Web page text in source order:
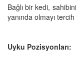
Bağlı bir kedi,
yanında olmayı
Uyku Pozisyonları: